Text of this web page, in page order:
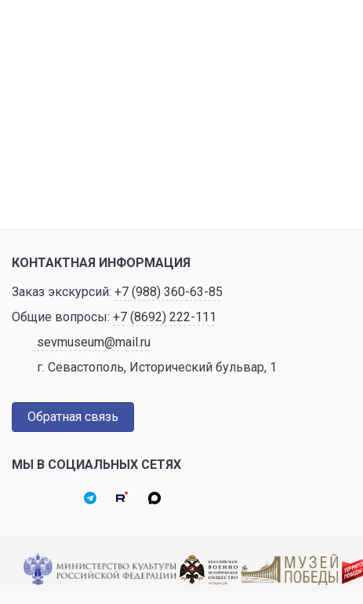
КОНТАКТНАЯ ИНФОРМАЦИЯ
Заказ экскурсий: +7 (988) 360-63-85
Общие вопросы: +7 (8692) 222-111
sevmuseum@mail.ru
г. Севастополь, Исторический бульвар, 1
Обратная связь
МЫ В СОЦИАЛЬНЫХ СЕТЯХ